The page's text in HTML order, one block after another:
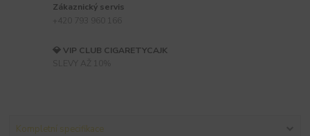
Zákaznický servis
💎 VIP CLUB CIGARETYCAJK
Kompletní specifikace